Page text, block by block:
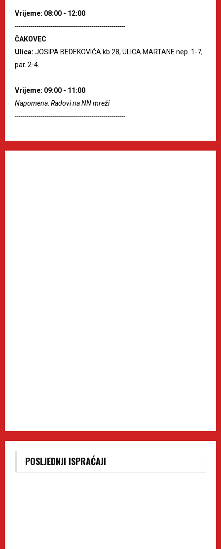
Vrijeme: 08:00 - 12:00
--------------------------------------------------------
ČAKOVEC
Ulica: JOSIPA BEDEKOVIĆA kb.28, ULICA MARTANE nep. 1-7,
par. 2-4.
Vrijeme: 09:00 - 11:00
Napomena: Radovi na NN mreži
--------------------------------------------------------
POSLJEDNJI ISPRAĆAJI